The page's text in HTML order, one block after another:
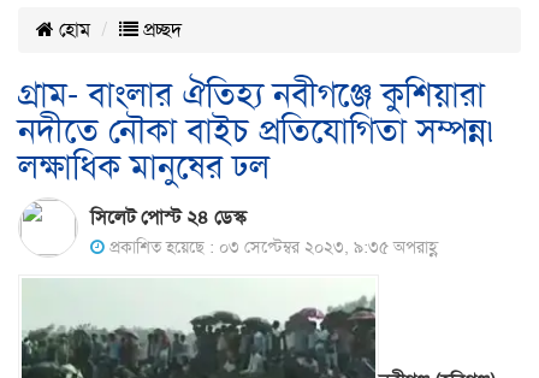
হোম
প্রচ্ছদ
গ্রাম- বাংলার ঐতিহ্য নবীগঞ্জে কুশিয়ারা
নদীতে নৌকা বাইচ প্রতিযোগিতা সম্পন্ন৷
লক্ষাধিক মানুষের ঢল
সিলেট পোস্ট ২৪ ডেস্ক
প্রকাশিত হয়েছে : ০৩ সেপ্টেম্বর ২০২৩, ৯:৩৫ অপরাহ্ণ